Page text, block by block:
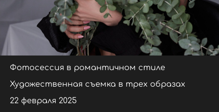
Фотосессия в романтичном стиле
Художественная съемка в трех образах
22 февраля 2025